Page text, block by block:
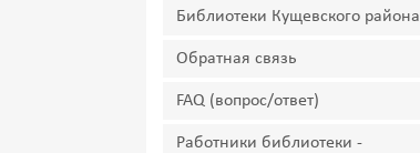
Библиотеки Кущевского района
Обратная связь
FAQ (вопрос/ответ)
Работники библиотеки -